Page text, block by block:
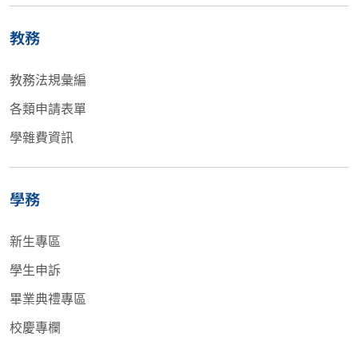
教務
教務法規彙編
各類申請表單
學雜費資訊
學務
新生專區
學生申訴
畢業典禮專區
校慶專欄